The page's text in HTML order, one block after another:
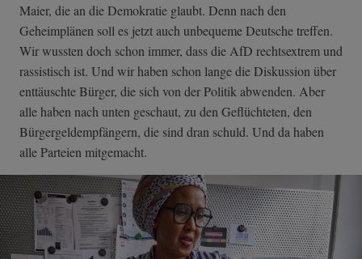
Maier, die an die Demokratie glaubt. Denn nach den
Geheimplänen soll es jetzt auch unbequeme Deutsche treffen.
Wir wussten doch schon immer, dass die AfD rechtsextrem und
rassistisch ist. Und wir haben schon lange die Diskussion über
enttäuschte Bürger, die sich von der Politik abwenden. Aber
alle haben nach unten geschaut, zu den Geflüchteten, den
Bürgergeldempfängern, die sind dran schuld. Und da haben
alle Parteien mitgemacht.